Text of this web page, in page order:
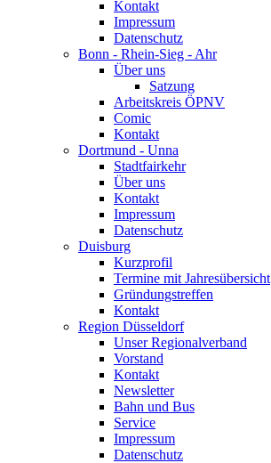
Kontakt
Impressum
Datenschutz
Bonn - Rhein-Sieg - Ahr
Über uns
Satzung
Arbeitskreis ÖPNV
Comic
Kontakt
Dortmund - Unna
Stadtfairkehr
Über uns
Kontakt
Impressum
Datenschutz
Duisburg
Kurzprofil
Termine mit Jahresübersicht
Gründungstreffen
Kontakt
Region Düsseldorf
Unser Regionalverband
Vorstand
Kontakt
Newsletter
Bahn und Bus
Service
Impressum
Datenschutz